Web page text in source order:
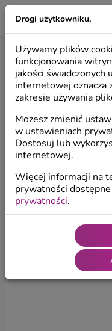
LILIO
Start / Produkty / Anioły
Drogi użytkowniku,
Używamy plików
funkcjonowania
jakości świadczonych
internetowej oznacza
zakresie używania
Możesz zmienić
w ustawieniach
Dostosuj lub
internetowej.
Więcej informacji na
prywatności
prywatności.